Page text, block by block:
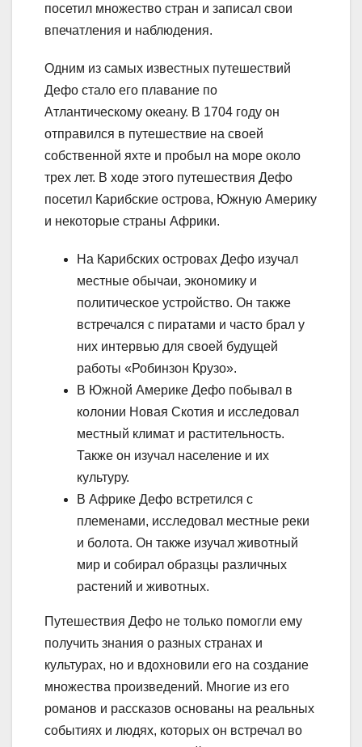
посетил множество стран и записал свои
впечатления и наблюдения.
Одним из самых известных путешествий
Дефо стало его плавание по
Атлантическому океану. В 1704 году он
отправился в путешествие на своей
собственной яхте и пробыл на море около
трех лет. В ходе этого путешествия Дефо
посетил Карибские острова, Южную Америку
и некоторые страны Африки.
На Карибских островах Дефо изучал
местные обычаи, экономику и
политическое устройство. Он также
встречался с пиратами и часто брал у
них интервью для своей будущей
работы «Робинзон Крузо».
В Южной Америке Дефо побывал в
колонии Новая Скотия и исследовал
местный климат и растительность.
Также он изучал население и их
культуру.
В Африке Дефо встретился с
племенами, исследовал местные реки
и болота. Он также изучал животный
мир и собирал образцы различных
растений и животных.
Путешествия Дефо не только помогли ему
получить знания о разных странах и
культурах, но и вдохновили его на создание
множества произведений. Многие из его
романов и рассказов основаны на реальных
событиях и людях, которых он встречал во